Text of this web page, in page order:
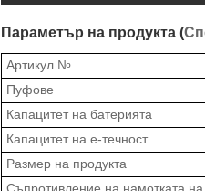
Параметър на продукта (
Артикул №
Пуфове
Капацитет на батерията
Капацитет на е-течност
Размер на продукта